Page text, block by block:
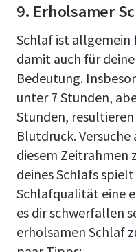
9. Erholsamer
Schlaf ist allgemein
damit auch für
Bedeutung.
unter 7 Stunden,
Stunden,
Blutdruck.
diesem Zeitrahmen
deines Schlafs
Schlafqualität eine
es dir schwerfallen
erholsamen Schlaf